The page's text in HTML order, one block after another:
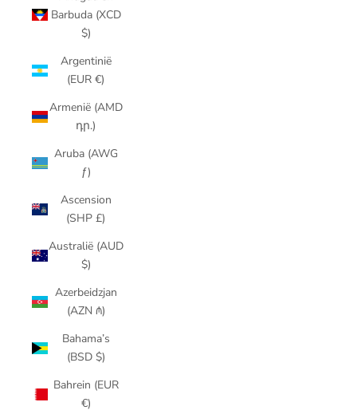
Barbuda (XCD
$)
Argentinië
(EUR €)
Armenië (AMD
դր.)
Aruba (AWG
ƒ)
Ascension
(SHP £)
Australië (AUD
$)
Azerbeidzjan
(AZN ₼)
Bahama’s
(BSD $)
Bahrein (EUR
€)